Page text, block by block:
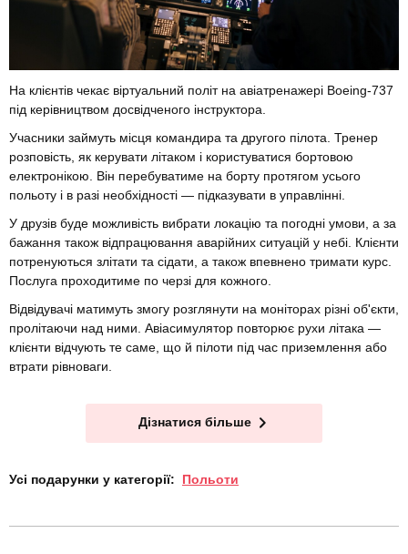
На клієнтів чекає віртуальний політ на авіатренажері Boeing-737
під керівництвом досвідченого інструктора.
Учасники займуть місця командира та другого пілота. Тренер
розповість, як керувати літаком і користуватися бортовою
електронікою. Він перебуватиме на борту протягом усього
польоту і в разі необхідності — підказувати в управлінні.
У друзів буде можливість вибрати локацію та погодні умови, а за
бажання також відпрацювання аварійних ситуацій у небі. Клієнти
потренуються злітати та сідати, а також впевнено тримати курс.
Послуга проходитиме по черзі для кожного.
Відвідувачі матимуть змогу розглянути на моніторах різні об'єкти,
пролітаючи над ними. Авіасимулятор повторює рухи літака —
клієнти відчують те саме, що й пілоти під час приземлення або
втрати рівноваги.
Дізнатися більше
Усі подарунки у категорії: Польоти